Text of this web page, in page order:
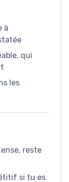
à
qui
les
reste
si tu es